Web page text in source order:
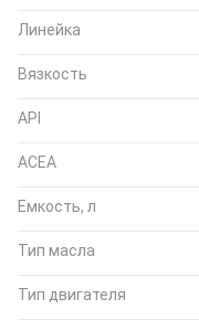
Линейка
Вязкость
API
ACEA
Емкость, л
Тип масла
Тип двигателя